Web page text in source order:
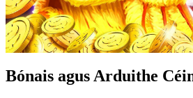
Bónais agus Arduithe